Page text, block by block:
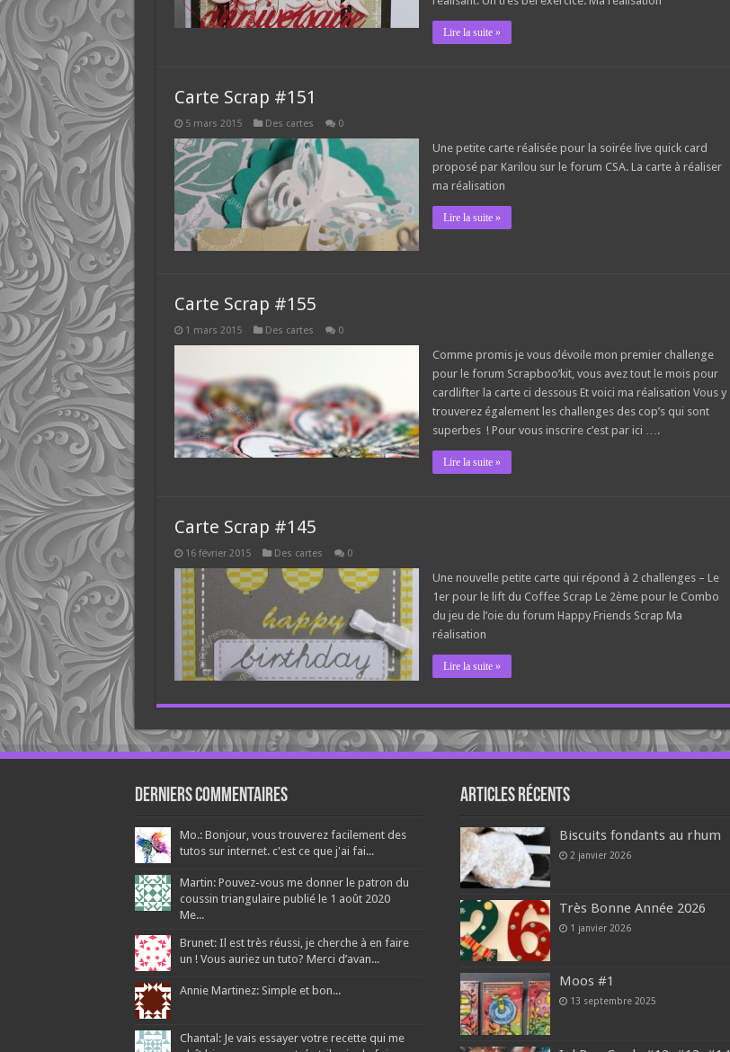
Lire la suite »
Carte Scrap #151
5 mars 2015 Des cartes 0
Une petite carte réalisée pour la soirée live quick card
proposé par Karilou sur le forum CSA. La carte à réaliser
ma réalisation
Lire la suite »
Carte Scrap #155
1 mars 2015 Des cartes 0
Comme promis je vous dévoile mon premier challenge
pour le forum Scrapboo’kit, vous avez tout le mois pour
cardlifter la carte ci dessous Et voici ma réalisation Vous y
trouverez également les challenges des cop’s qui sont
superbes ! Pour vous inscrire c’est par ici ….
Lire la suite »
Carte Scrap #145
16 février 2015 Des cartes 0
Une nouvelle petite carte qui répond à 2 challenges – Le
1er pour le lift du Coffee Scrap Le 2ème pour le Combo
du jeu de l’oie du forum Happy Friends Scrap Ma
réalisation
Lire la suite »
Derniers Commentaires
Mo.: Bonjour, vous trouverez facilement des
tutos sur internet. c'est ce que j'ai fai...
Martin: Pouvez-vous me donner le patron du
coussin triangulaire publié le 1 août 2020
Me...
Brunet: Il est très réussi, je cherche à en faire
un ! Vous auriez un tuto? Merci d’avan...
Annie Martinez: Simple et bon...
Chantal: Je vais essayer votre recette qui me
Articles récents
Biscuits fondants au rhum
2 janvier 2026
Très Bonne Année 2026
1 janvier 2026
Moos #1
13 septembre 2025